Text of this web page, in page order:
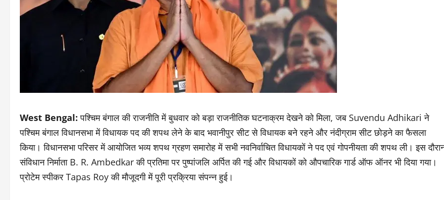
West Bengal:पश्चिम बंगाल की राजनीति में बुधवार को बड़ा राजनीतिक घटनाक्रम देखने को मिला, जब Suvendu Adhikari ने
पश्चिम बंगाल विधानसभा में विधायक पद की शपथ लेने के बाद भवानीपुर सीट से विधायक बने रहने और नंदीग्राम सीट छोड़ने का फैसला
किया। विधानसभा परिसर में आयोजित भव्य शपथ ग्रहण समारोह में सभी नवनिर्वाचित विधायकों ने पद एवं गोपनीयता की शपथ ली। इस
संविधान निर्माता B. R. Ambedkar की प्रतिमा पर पुष्पांजलि अर्पित की गई और विधायकों को औपचारिक गार्ड ऑफ ऑनर भी दिया गया।
प्रोटेम स्पीकर Tapas Roy की मौजूदगी में पूरी प्रक्रिया संपन्न हुई।